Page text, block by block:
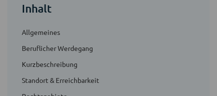
Inhalt
Allgemeines
Beruflicher Werdegang
Kurzbeschreibung
Standort & Erreichbarkeit